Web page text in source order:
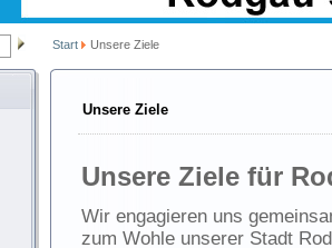
Start Unsere Ziele
Unsere Ziele
Unsere Ziele für
Wir engagieren uns
zum Wohle unserer Stadt